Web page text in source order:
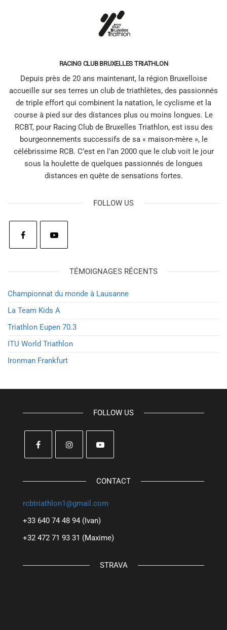
RACING CLUB BRUXELLES TRIATHLON
Depuis près de 20 ans maintenant, la région Bruxelloise
accueille sur ses terres un club de triathlètes, des passionnés
de triple effort qui combinent la natation, le cyclisme et la
course à pied sur des distances plus ou moins longues. Le
RCBT, pour Racing Club de Bruxelles Triathlon, est issu des
bourgeonnements successifs de sa « maison-mère », le
célébrissime RCB. C’est en l’an 2000 que le club voit le jour
sous la houlette de quelques passionnés de longues
distances en quête de sensations fortes.
FOLLOW US
TÉMOIGNAGES RÉCENTS
Championnat du monde à Lausanne
La Team Kids A
Triathlon Eupen 70.3
ITU World Triathlon
Ironman Frankfurt
FOLLOW US
CONTACT
rcbtriathlon1@gmail.com
+33 640 74 48 94 (Ivan)
+32 472 71 93 31 (Maxime)
STRAVA